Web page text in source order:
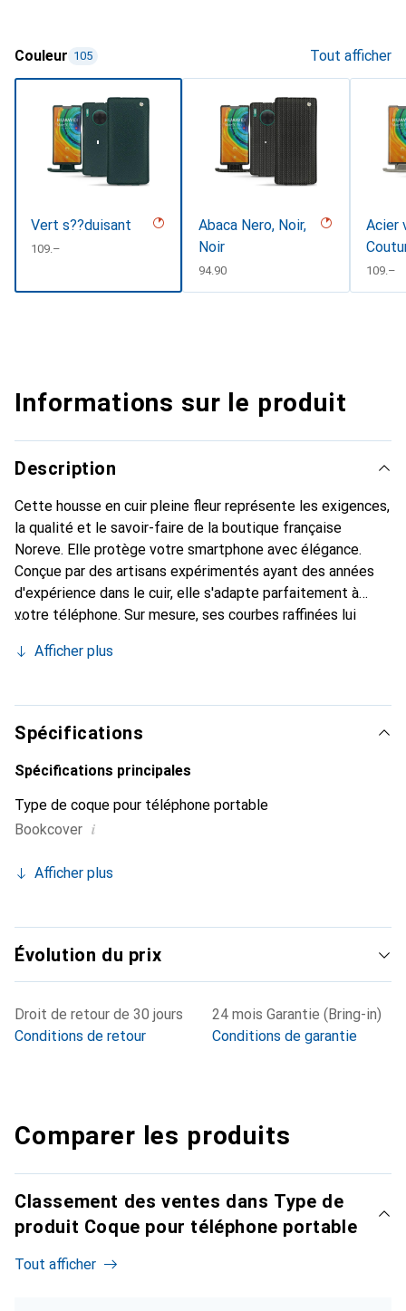
Couleur 105 Tout afficher
Vert s??duisant
CHF
109.–
Abaca Nero, Noir,
Noir
CHF
94.90
Acier
CHF
109.–
Informations sur le produit
Description
Cette housse en cuir pleine fleur représente les exigences,
la qualité et le savoir-faire de la boutique française
Noreve. Elle protège votre smartphone avec élégance.
Conçue par des artisans expérimentés ayant des années
d'expérience dans le cuir, elle s'adapte parfaitement à
votre téléphone. Sur mesure, ses courbes raffinées lui
l'accessoire chic et indispensable pour votre smartphone.
ses produits de haute qualité et constitue un choix fiable
pour une clientèle exigeante.
Afficher plus
Spécifications
Spécifications principales
Type de coque pour téléphone portable
Bookcover i
Afficher plus
Évolution du prix
Droit de retour de 30 jours
Conditions de retour
24 mois Garantie (Bring-in)
Conditions de garantie
Comparer les produits
Classement des ventes dans Type de
produit Coque pour téléphone portable
Tout afficher